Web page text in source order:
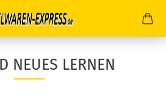
NEUES LERNEN